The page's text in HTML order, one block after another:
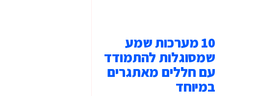
10 מערכות שמע
שמסוגלות להתמודד
עם חללים מאתגרים
במיוחד